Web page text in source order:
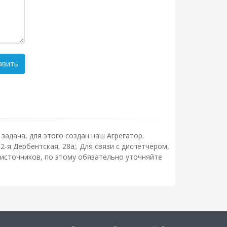
для этого создан наш Агрегатор.
я Дербентская, 28а;. Для связи с диспетчером,
по этому обязательно уточняйте